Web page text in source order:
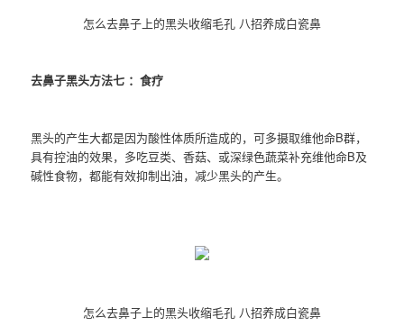
怎么去鼻子上的黑头收缩毛孔 八招养成白瓷鼻
去鼻子黑头方法七 ：食疗
黑头的产生大都是因为酸性体质所造成的，可多摄取维他命B群，
具有控油的效果，多吃豆类、香菇、或深绿色蔬菜补充维他命B及
碱性食物，都能有效抑制出油，减少黑头的产生。
怎么去鼻子上的黑头收缩毛孔 八招养成白瓷鼻